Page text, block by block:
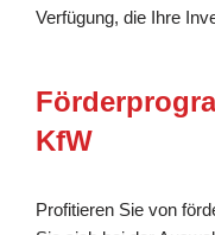
Verfügung, die Ihre
KfW
Profitieren Sie von